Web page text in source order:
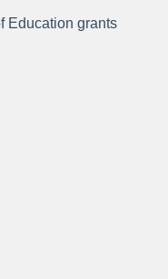
Education grants